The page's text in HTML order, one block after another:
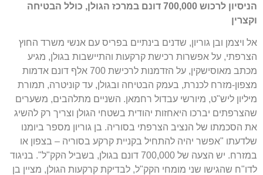
הניסיון לרכוש 700,000 דונם במרכז הגולן, כולל הבטיחה
וקצרין
אל ויצמן ובן גוריון, שדנים בינתיים בפריס עם אנשי משרד החוץ
הצרפתי, על אפשרות רכישת קרקעות והתיישבות בגולן, מגיע
מכתב מאוסישקין, על הזדמנות לרכישת 700 אלף דונם אדמות
מצפון-מזרח לכנרת, בעמק הבטיחה ובגולן, עד קוניטרה, תמורת
מיליון ליש"ט, מיורשי עבדול רחמאן. השניים מתלהבים, משערים
שהצרפתים יברכו היאחזות יהודית בשטחי הגולן וצריך רק להשיג
את הסכמתו של הנציב הצרפתי בסוריה. בן גוריון מספר ביומנו
שלדעתו "אפשר יהיה להתחיל בקניית קרקע בסוריה – בצפון או
במזרח. יש הצעה של 700,000 דונם בגולן, בשביל הקק"ל". בניגוד
לדו"ח שהגישו שני מומחי הקק"ל, לבדיקת קרקעות הגולן, מציין בן